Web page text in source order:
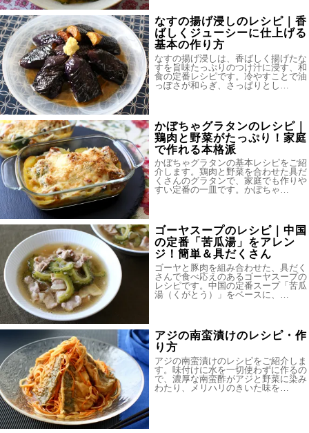
なすの揚げ浸しのレシピ｜香
ばしくジューシーに仕上げる
基本の作り方
なすの揚げ浸しは、香ばしく揚げたな
すを旨味たっぷりのつけ汁に浸す、和
食の定番レシピです。冷やすことで油
っぽさが和らぎ、さっぱりとし…
かぼちゃグラタンのレシピ｜
鶏肉と野菜がたっぷり！家庭
で作れる本格派
かぼちゃグラタンの基本レシピをご紹
介します。鶏肉と野菜を合わせた具だ
くさんのグラタンで、家庭でも作りや
すい定番の一皿です。かぼちゃ…
ゴーヤスープのレシピ｜中国
の定番「苦瓜湯」をアレン
ジ！簡単＆具だくさん
ゴーヤと豚肉を組み合わせた、具だく
さんで食べ応えのあるゴーヤスープの
レシピです。中国の定番スープ「苦瓜
湯（くがとう）」をベースに、…
アジの南蛮漬けのレシピ・作
り方
アジの南蛮漬けのレシピをご紹介しま
す。味付けに水を一切使わずに作るの
で、濃厚な南蛮酢がアジと野菜に染み
わたり、メリハリのきいた味を…